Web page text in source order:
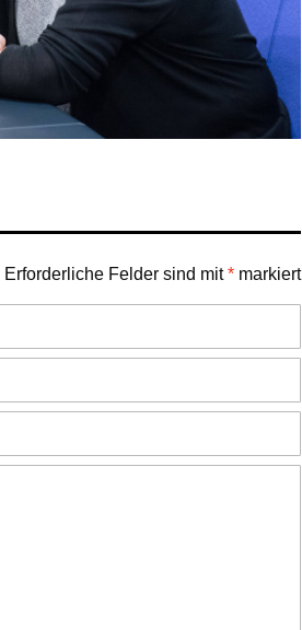
Erforderliche Felder sind mit* markiert